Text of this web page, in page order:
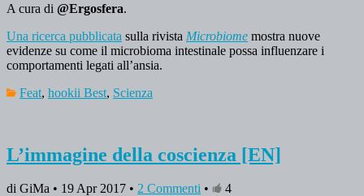
A cura di @Ergosfera.
Una ricerca pubblicata sulla rivista Microbiome mostra nuove
evidenze su come il microbioma intestinale possa influenzare i
comportamenti legati all’ansia.
Feat, hookii Best, Scienza
L’immagine della coscienza [EN]
di GiMa • 19 Apr 2017 • 2 Commenti •
4